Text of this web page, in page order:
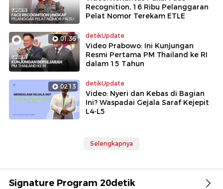
Recognition, 16 Ribu Pelanggaran
Pelat Nomor Terekam ETLE
01:36 detikUpdate
Video Prabowo: Ini Kunjungan
Resmi Pertama PM Thailand ke RI
dalam 15 Tahun
02:13 detikUpdate
Video: Nyeri dan Kebas di Bagian
Ini? Waspadai Gejala Saraf Kejepit
L4-L5
Selengkapnya
Signature Program 20detik